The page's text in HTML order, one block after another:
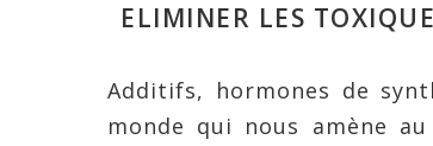
ELIMINER LES
Additifs, hormones de
monde qui nous amène